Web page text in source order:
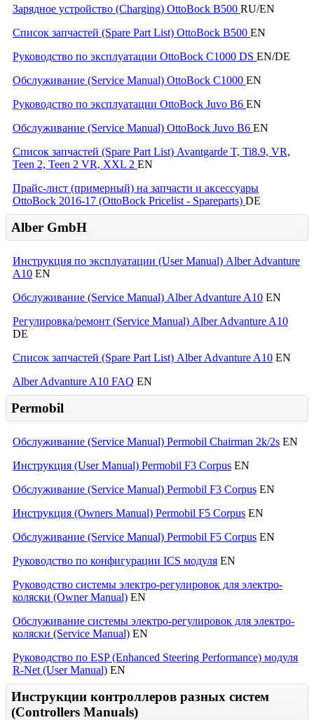
Зарядное устройство (Charging) OttoBock B500 RU/EN
Список запчастей (Spare Part List) OttoBock B500 EN
Руководство по эксплуатации OttoBock C1000 DS EN/DE
Обслуживание (Service Manual) OttoBock C1000 EN
Руководство по эксплуатации OttoBock Juvo B6 EN
Обслуживание (Service Manual) OttoBock Juvo B6 EN
Список запчастей (Spare Part List) Avantgarde T, Ti8.9, VR,
Teen 2, Teen 2 VR, XXL 2 EN
Прайс-лист (примерный) на запчасти и аксессуары
OttoBock 2016-17 (OttoBock Pricelist - Spareparts) DE
Alber GmbH
Инструкция по эксплуатации (User Manual) Alber Advanture
A10 EN
Обслуживание (Service Manual) Alber Advanture A10 EN
Регулировка/ремонт (Service Manual) Alber Advanture A10
DE
Список запчастей (Spare Part List) Alber Advanture A10 EN
Alber Advanture A10 FAQ EN
Permobil
Обслуживание (Service Manual) Permobil Chairman 2k/2s EN
Инструкция (User Manual) Permobil F3 Corpus EN
Обслуживание (Service Manual) Permobil F3 Corpus EN
Инструкция (Owners Manual) Permobil F5 Corpus EN
Обслуживание (Service Manual) Permobil F5 Corpus EN
Руководство по конфигурации ICS модуля EN
Руководство системы электро-регулировок для электро-
коляски (Owner Manual) EN
Обслуживание системы электро-регулировок для электро-
коляски (Service Manual) EN
Руководство по ESP (Enhanced Steering Performance) модуля
R-Net (User Manual) EN
Инструкции контроллеров разных систем
(Controllers Manuals)